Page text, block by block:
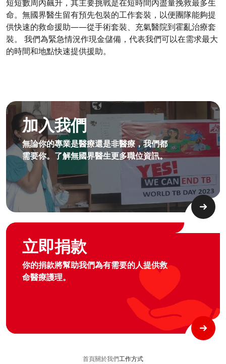
短短數周內飆升，其主要挑戰是在短時間內盡量挽救最多生
命。無國界醫生留有預先包裝的工作套裝，以便團隊能夠提
供快速的救命援助——從手術套裝、充氣醫院到霍亂治療套
裝。 我們為緊急情況作現金儲備，代表我們可以在需求最大
的時間和地點快速提供援助。
加入我們
無論你的專業是醫療還是非醫療，我們都
需要你。了解無國界醫生更多職位資訊。​
成為無國界無援人員​
立即捐款
你的捐款將幫助我們為有需要的人提供救
命醫療護理。
GL C1 Footer Two Column Redirection CTA Cards Donate
首頁關於我們工作方式